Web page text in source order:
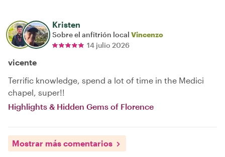
Kristen
Sobre el anfitrión local Vincenzo
14 julio 2026
vicente
Terrific knowledge, spend a lot of time in the Medici
chapel, super!!
Highlights & Hidden Gems of Florence
Mostrar más comentarios